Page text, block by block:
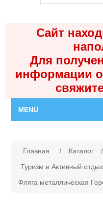
Сайт
Для
информации о
MENU
Каталог
Главная / Каталог
/
Туризм и Активный отдых
Фляга металлическая